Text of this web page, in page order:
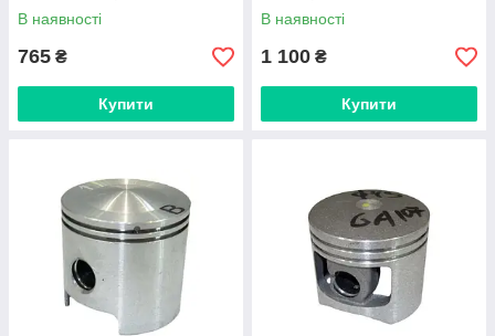
В наявності
765 ₴
Купити
В наявності
1 100 ₴
Купити